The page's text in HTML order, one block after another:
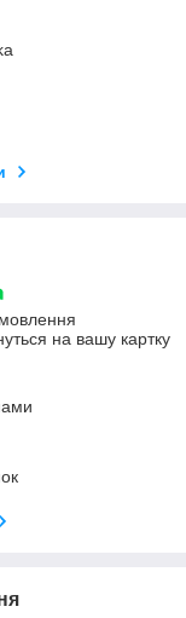
на вашу картку